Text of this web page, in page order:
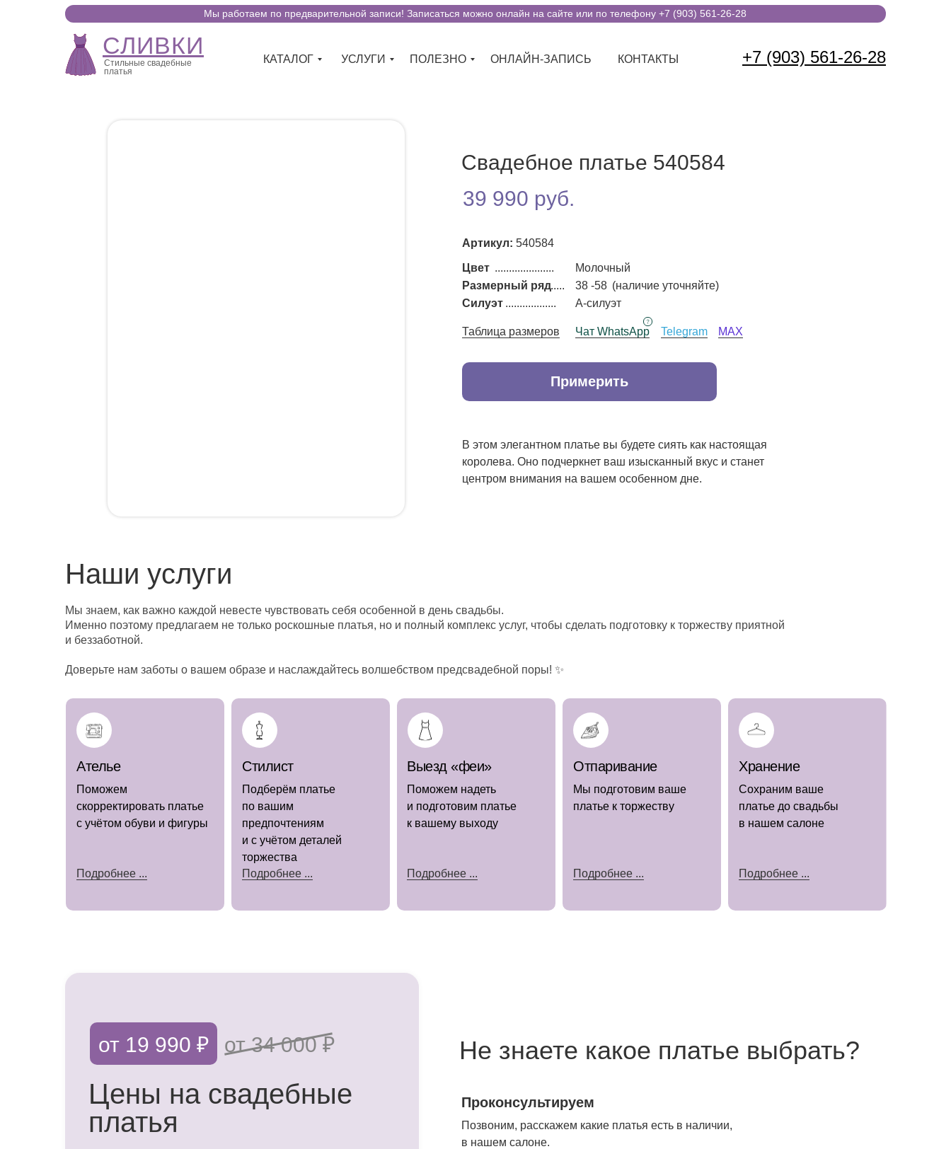
Мы работаем по предварительной записи! Записаться можно онлайн на сайте или по телефону +7 (903) 561-26-28
+7 (903) 561-26-28
КАТАЛОГ УСЛУГИ КОНТАКТЫ
ОНЛАЙН-ЗАПИСЬ
ПОЛЕЗНО
СЛИВКИ
Стильные свадебные
платья
Свадебное платье 540584
В этом элегантном платье вы будете сиять как настоящая
королева. Оно подчеркнет ваш изысканный вкус и станет
центром внимания на вашем особенном дне.
Артикул: 540584
Цвет
Размерный ряд
Молочный
38 -58
.....................
......
Примерить
Силуэт А-силуэт
..................
39 990 руб.
(наличие уточняйте)
Таблица размеров Чат WhatsApp Telegram MAX
Наши услуги
Мы знаем, как важно каждой невесте чувствовать себя особенной в день свадьбы.
Именно поэтому предлагаем не только роскошные платья, но и полный комплекс услуг, чтобы сделать подготовку к торжеству приятной
и беззаботной.
Доверьте нам заботы о вашем образе и наслаждайтесь волшебством предсвадебной поры! ✨
Отпаривание
Ателье Выезд «феи» Хранение
Стилист
Подберём платье
по вашим
предпочтениям
и с учётом деталей
торжества
Подробнее ...
Сохраним ваше
платье до свадьбы
в нашем салоне
Мы подготовим ваше
платье к торжеству
Поможем надеть
и подготовим платье
к вашему выходу
Поможем
скорректировать платье
с учётом обуви и фигуры
Подробнее ...
Подробнее ... Подробнее ...
Подробнее ...
Не знаете какое платье выбрать?
Проконсультируем
Позвоним, расскажем какие платья есть в наличии,
в нашем салоне.
Цены на свадебные
платья
от 34 000 ₽
от 19 990 ₽